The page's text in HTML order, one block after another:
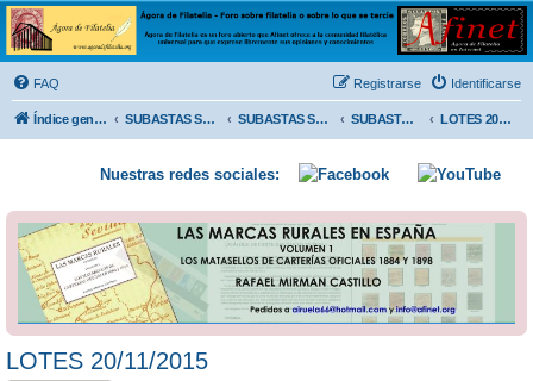
Ágora de Filatelia
Foro sobre filatelia o sobre lo que se tercie. Ágora de Filatelia es un foro abierto que Afinet
ofrece a la comunidad filatélica universal para que exprese libremente sus opiniones y
conocimientos
FAQ Identificarse
Registrarse
Índice general SUBASTAS SOLIDARIAS (In memoriam MENDOZA) SUBASTAS SOLIDARIAS 2025 y anteriores SUBASTAS SOLIDARIAS 2015 LOTES 20/11/2015
Nuestras redes sociales:
LOTES 20/11/2015